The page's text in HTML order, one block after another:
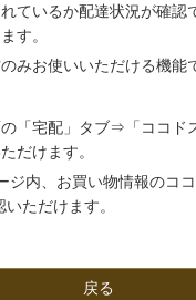
ているか配達状況が確認
す。
みお使いいただける機能
「宅配」タブ⇒「ココド
だけます。
ジ内、お買い物情報のコ
ただけます。
戻る